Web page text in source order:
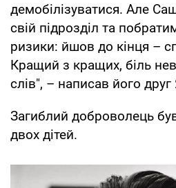
демобілізуватися. Але
свій підрозділ та
ризики: йшов до кінця –
Кращий з кращих, біль
слів", – написав його
Загиблий доброволець
двох дітей.